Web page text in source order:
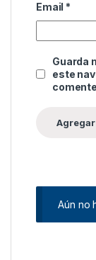
Email *
Guarda
este
Aún no